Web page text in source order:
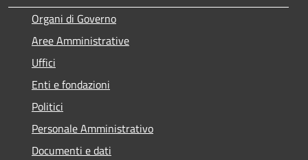
Organi di Governo
Aree Amministrative
Uffici
Enti e fondazioni
Politici
Personale Amministrativo
Documenti e dati